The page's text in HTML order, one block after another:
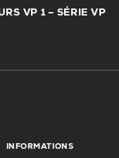
VP 1 – SÉRIE VP
INFORMATIONS